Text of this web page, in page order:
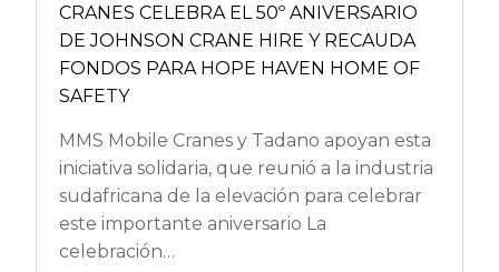
CRANES CELEBRA EL 50º ANIVERSARIO
DE JOHNSON CRANE HIRE Y RECAUDA
FONDOS PARA HOPE HAVEN HOME OF
SAFETY
MMS Mobile Cranes y Tadano apoyan esta
iniciativa solidaria, que reunió a la industria
sudafricana de la elevación para celebrar
este importante aniversario La
celebración…